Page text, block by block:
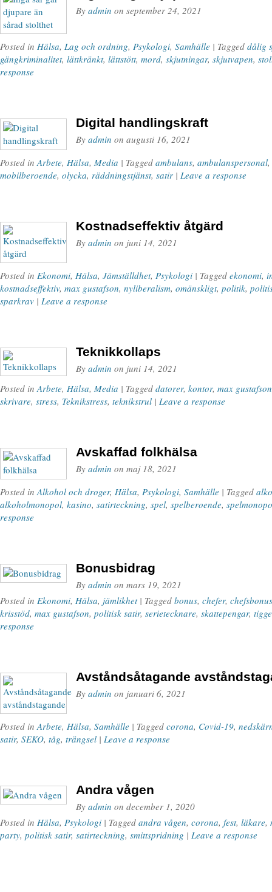
By admin on september 24, 2021
Posted in Hälsa, Lag och ordning, Psykologi, Samhälle | Tagged dålig
gängkriminalitet, lättkränkt, lättstött, mord, skjutningar, skjutvapen,
response
Digital handlingskraft
By admin on augusti 16, 2021
Posted inArbete, Hälsa, Media | Tagged ambulans, ambulanspersonal,
mobilberoende, olycka, räddningstjänst, satir | Leave a response
Kostnadseffektiv åtgärd
By admin on juni 14, 2021
Posted in Ekonomi, Hälsa, Jämställdhet, Psykologi | Tagged ekonomi,
kostnadseffektiv, max gustafson, nyliberalism, omänskligt, politik,
sparkrav | Leave a response
Teknikkollaps
By admin on juni 14, 2021
Posted inArbete, Hälsa, Media | Tagged datorer, kontor, max gustafson
skrivare, stress, Teknikstress, teknikstrul | Leave a response
Avskaffad folkhälsa
By admin on maj 18, 2021
Posted inAlkohol och droger, Hälsa, Psykologi, Samhälle | Tagged
alkoholmonopol, kasino, satirteckning, spel, spelberoende,
response
Bonusbidrag
By admin on mars 19, 2021
Posted in Ekonomi, Hälsa, jämlikhet | Tagged bonus, chefer,
krisstöd, max gustafson, politisk satir, serietecknare, skattepengar,
response
Avståndsåtagande
By admin on januari 6, 2021
Posted inArbete, Hälsa, Samhälle | Tagged corona, Covid-19,
satir, SEKO, tåg, trängsel | Leave a response
Andra vågen
By admin on december 1, 2020
Posted in Hälsa, Psykologi | Tagged andra vågen, corona, fest, läkare,
party, politisk satir, satirteckning, smittspridning | Leave a response